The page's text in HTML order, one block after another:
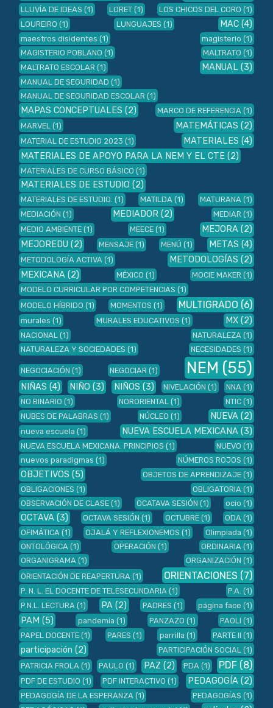
LLUVÍA DE IDEAS (1) LORET (1) LOS CHICOS DEL CORO (1)
LOUREIRO (1) LUNGUAJES (1) MAC (4)
maestros disidentes (1) magisterio (1)
MAGISTERIO POBLANO (1) MALTRATO (1)
MALTRATO ESCOLAR (1) MANUAL (3)
MANUAL DE SEGURIDAD (1)
MANUAL DE SEGURIDAD ESCOLAR (1)
MAPAS CONCEPTUALES (2) MARCO DE REFERENCIA (1)
MARVEL (1) MATEMÁTICAS (2)
MATERIAL DE ESTUDIO 2023 (1) MATERIALES (4)
MATERIALES DE APOYO PARA LA NEM Y EL CTE (2)
MATERIALES DE CURSO BÁSICO (1)
MATERIALES DE ESTUDIO (2)
MATERIALES DE ESTUDIO. (1) MATILDA (1) MATURANA (1)
MEDIACIÓN (1) MEDIADOR (2) MEDIAR (1)
MEDIO AMBIENTE (1) MEECE (1) MEJORA (2)
MEJOREDU (2) MENSAJE (1) MENÚ (1) METAS (4)
METODOLOGÍA ACTIVA (1) METODOLOGÍAS (2)
MEXICANA (2) MÉXICO (1) MOCIE MAKER (1)
MODELO CURRICULAR POR COMPETENCIAS (1)
MODELO HÍBRIDO (1) MOMENTOS (1) MULTIGRADO (6)
murales (1) MURALES EDUCATIVOS (1) MX (2)
NACIONAL (1) NATURALEZA (1)
NATURALEZA Y SOCIEDADES (1) NECESIDADES (1)
NEGOCIACIÓN (1) NEGOCIAR (1) NEM (55)
NIÑAS (4) NIÑO (3) NIÑOS (3) NIVELACIÓN (1) NNA (1)
NO BINARIO (1) NORORIENTAL (1) NTIC (1)
NUBES DE PALABRAS (1) NÚCLEO (1) NUEVA (2)
nueva escuela (1) NUEVA ESCUELA MEXICANA (3)
NUEVA ESCUELA MEXICANA. PRINCIPIOS (1) NUEVO (1)
nuevos paradigmas (1) NÚMEROS ROJOS (1)
OBJETIVOS (5) OBJETOS DE APRENDIZAJE (1)
OBLIGACIONES (1) OBLIGATORIA (1)
OBSERVACIÓN DE CLASE (1) OCATAVA SESIÓN (1) ocio (1)
OCTAVA (3) OCTAVA SESIÓN (1) OCTUBRE (1) ODA (1)
OFIMÁTICA (1) OJALÁ Y REFLEXIONEMOS (1) Olimpiada (1)
ONTOLÓGICA (1) OPERACIÓN (1) ORDINARIA (1)
ORGANIGRAMA (1) ORGANIZACIÓN (1)
ORIENTACIÓN DE REAPERTURA (1) ORIENTACIONES (7)
P. N. L. EL DOCENTE DE TELESECUNDARIA (1) P.A. (1)
P.N.L. LECTURA (1) PA (2) PADRES (1) página face (1)
PAM (5) pandemia (1) PANZAZO (1) PAOLI (1)
PAPEL DOCENTE (1) PARES (1) parrilla (1) PARTE II (1)
participación (2) PARTICIPACIÓN SOCIAL (1)
PATRICIA FROLA (1) PAULO (1) PAZ (2) PDA (1) PDF (8)
PDF DE ESTUDIO (1) PDF INTERACTIVO (1) PEDAGOGÍA (2)
PEDAGOGÍA DE LA ESPERANZA (1) PEDAGOGÍAS (1)